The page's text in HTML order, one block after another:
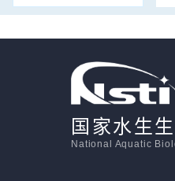
国家水生
National Aquatic